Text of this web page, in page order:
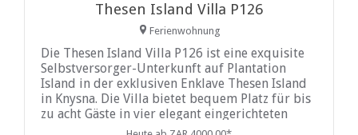
Thesen Island Villa P126
Ferienwohnung
Die Thesen Island Villa P126 ist eine exquisite
Selbstversorger-Unterkunft auf Plantation
Island in der exklusiven Enklave Thesen Island
in Knysna. Die Villa bietet bequem Platz für bis
zu acht Gäste in vier elegant eingerichteten
Schlafzimmern und drei Badezimmern. Die